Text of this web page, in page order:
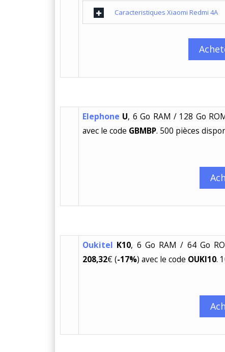
Caracteristiques Xiaomi Redmi 4A
Elephone U, 6 Go RAM / 128 Go
avec le code GBMBP. 500 pièces
Oukitel K10, 6 Go RAM / 64 Go
208,32€ (-17%) avec le code OUKI10.